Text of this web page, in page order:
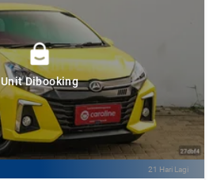
Unit Dibooking
21 Hari Lagi